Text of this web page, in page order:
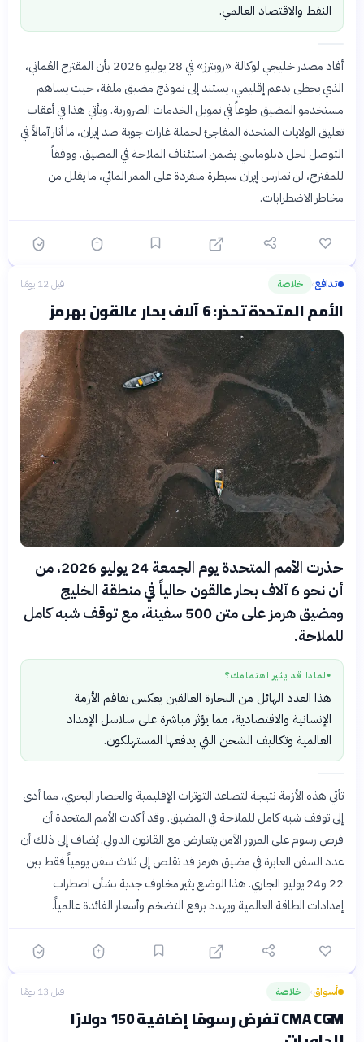
النفط والاقتصاد العالمي.
أفاد مصدر خليجي لوكالة «رويترز» في 28 يوليو 2026 بأن المقترح العُماني،
الذي يحظى بدعم إقليمي، يستند إلى نموذج مضيق ملقة، حيث يساهم
مستخدمو المضيق طوعاً في تمويل الخدمات الضرورية. ويأتي هذا في أعقاب
تعليق الولايات المتحدة المفاجئ لحملة غارات جوية ضد إيران، ما أثار آمالاً في
التوصل لحل دبلوماسي يضمن استئناف الملاحة في المضيق. ووفقاً
للمقترح، لن تمارس إيران سيطرة منفردة على الممر المائي، ما يقلل من
مخاطر الاضطرابات.
تدافع› خلاصة قبل 12 يومًا
الأمم المتحدة تحذر: 6 آلاف بحار عالقون بهرمز
حذرت الأمم المتحدة يوم الجمعة 24 يوليو 2026، من
أن نحو 6 آلاف بحار عالقون حالياً في منطقة الخليج
ومضيق هرمز على متن 500 سفينة، مع توقف شبه كامل
للملاحة.
● لماذا قد يثير اهتمامك؟
هذا العدد الهائل من البحارة العالقين يعكس تفاقم الأزمة
الإنسانية والاقتصادية، مما يؤثر مباشرة على سلاسل الإمداد
العالمية وتكاليف الشحن التي يدفعها المستهلكون.
تأتي هذه الأزمة نتيجة لتصاعد التوترات الإقليمية والحصار البحري، مما أدى
إلى توقف شبه كامل للملاحة في المضيق. وقد أكدت الأمم المتحدة أن
فرض رسوم على المرور الآمن يتعارض مع القانون الدولي. يُضاف إلى ذلك أن
عدد السفن العابرة في مضيق هرمز قد تقلص إلى ثلاث سفن يومياً فقط بين
22 و24 يوليو الجاري. هذا الوضع يثير مخاوف جدية بشأن اضطراب
إمدادات الطاقة العالمية ويهدد برفع التضخم وأسعار الفائدة عالمياً.
أسواق› خلاصة قبل 13 يومًا
CMA CGM تفرض رسومًا إضافية 150 دولارًا